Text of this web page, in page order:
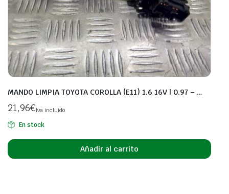
MANDO LIMPIA TOYOTA COROLLA (E11) 1.6 16V | 0.97 – …
21,96€Iva incluido
En stock
Añadir al carrito